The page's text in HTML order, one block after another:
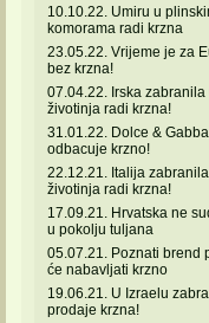
10.10.22. Umiru u
komorama radi krzna
23.05.22. Vrijeme je za
bez krzna!
07.04.22. Irska zabranila
životinja radi krzna!
31.01.22. Dolce &
odbacuje krzno!
22.12.21. Italija
životinja radi krzna!
17.09.21. Hrvatska ne
u pokolju tuljana
05.07.21. Poznati brend
će nabavljati krzno
19.06.21. U Izraelu
prodaje krzna!